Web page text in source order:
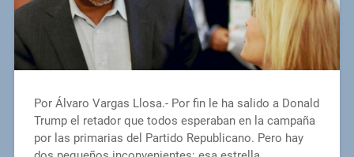
Por Álvaro Vargas Llosa.- Por fin le ha salido a Donald
Trump el retador que todos esperaban en la campaña
por las primarias del Partido Republicano. Pero hay